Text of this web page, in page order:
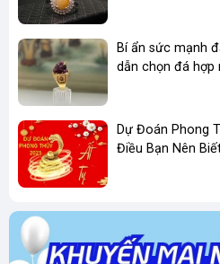
tích cực và xua đuổi
Bảo vệ sức khỏe: Một số
có khả năng hỗ trợ sức
tuần hoàn và hệ thần kinh.
Tại sao chọn Spinel để
Nam
Màu sắc đa dạng
Spinel giúp tái hiện một
địa hình, vùng miền khác
Bí ẩn sức mạnh
dẫn chọn đá hợp
Dự Đoán Phong
Điều Bạn Nên